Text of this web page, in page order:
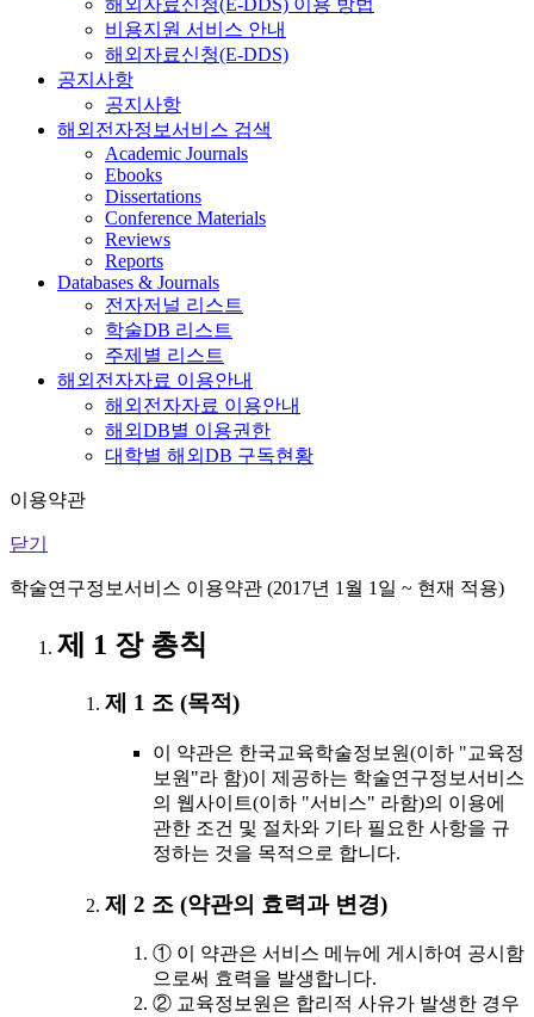
해외자료신청(E-DDS) 이용 방법
비용지원 서비스 안내
해외자료신청(E-DDS)
공지사항
공지사항
해외전자정보서비스 검색
Academic Journals
Ebooks
Dissertations
Conference Materials
Reviews
Reports
Databases & Journals
전자저널 리스트
학술DB 리스트
주제별 리스트
해외전자자료 이용안내
해외전자자료 이용안내
해외DB별 이용권한
대학별 해외DB 구독현황
이용약관
닫기
학술연구정보서비스 이용약관 (2017년 1월 1일 ~ 현재 적용)
제 1 장 총칙
제 1 조 (목적)
이 약관은 한국교육학술정보원(이하 "교육정
보원"라 함)이 제공하는 학술연구정보서비스
의 웹사이트(이하 "서비스" 라함)의 이용에
관한 조건 및 절차와 기타 필요한 사항을 규
정하는 것을 목적으로 합니다.
제 2 조 (약관의 효력과 변경)
① 이 약관은 서비스 메뉴에 게시하여 공시함
으로써 효력을 발생합니다.
② 교육정보원은 합리적 사유가 발생한 경우